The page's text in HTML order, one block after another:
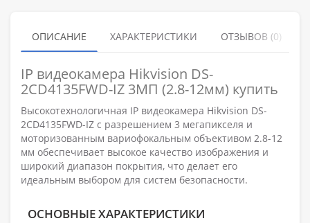
ОПИСАНИЕ ХАРАКТЕРИСТИКИ ОТЗЫВОВ (0)
IP видеокамера Hikvision DS-
2CD4135FWD-IZ 3МП (2.8-12мм) купить
Высокотехнологичная IP видеокамера Hikvision DS-
2CD4135FWD-IZ с разрешением 3 мегапикселя и
моторизованным вариофокальным объективом 2.8-12
мм обеспечивает высокое качество изображения и
широкий диапазон покрытия, что делает его
идеальным выбором для систем безопасности.
ОСНОВНЫЕ ХАРАКТЕРИСТИКИ